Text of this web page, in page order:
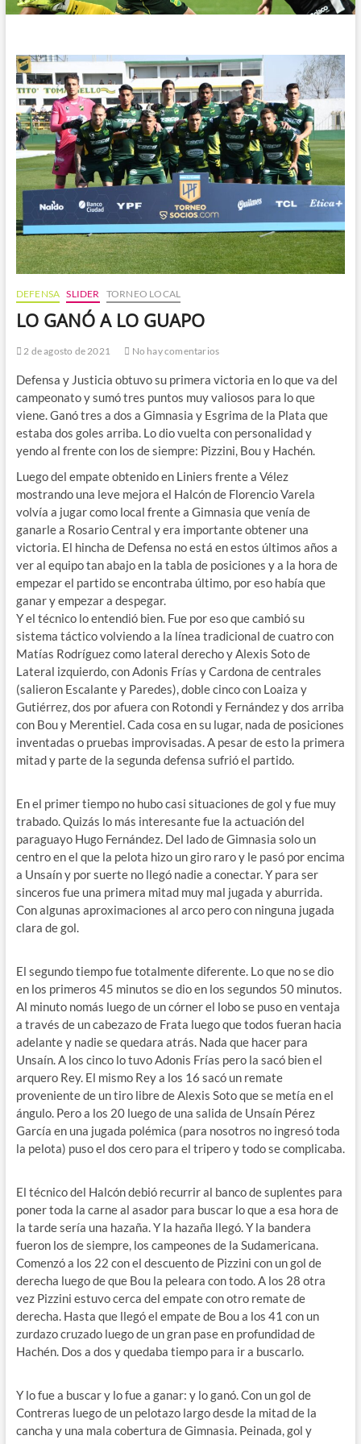
DEFENSA SLIDER TORNEO LOCAL
LO GANÓ A LO GUAPO
2 de agosto de 2021 No hay comentarios
Defensa y Justicia obtuvo su primera victoria en lo que va del
campeonato y sumó tres puntos muy valiosos para lo que
viene. Ganó tres a dos a Gimnasia y Esgrima de la Plata que
estaba dos goles arriba. Lo dio vuelta con personalidad y
yendo al frente con los de siempre: Pizzini, Bou y Hachén.
Luego del empate obtenido en Liniers frente a Vélez
mostrando una leve mejora el Halcón de Florencio Varela
volvía a jugar como local frente a Gimnasia que venía de
ganarle a Rosario Central y era importante obtener una
victoria. El hincha de Defensa no está en estos últimos años a
ver al equipo tan abajo en la tabla de posiciones y a la hora de
empezar el partido se encontraba último, por eso había que
ganar y empezar a despegar.
Y el técnico lo entendió bien. Fue por eso que cambió su
sistema táctico volviendo a la línea tradicional de cuatro con
Matías Rodríguez como lateral derecho y Alexis Soto de
Lateral izquierdo, con Adonis Frías y Cardona de centrales
(salieron Escalante y Paredes), doble cinco con Loaiza y
Gutiérrez, dos por afuera con Rotondi y Fernández y dos arriba
con Bou y Merentiel. Cada cosa en su lugar, nada de posiciones
inventadas o pruebas improvisadas. A pesar de esto la primera
mitad y parte de la segunda defensa sufrió el partido.
En el primer tiempo no hubo casi situaciones de gol y fue muy
trabado. Quizás lo más interesante fue la actuación del
paraguayo Hugo Fernández. Del lado de Gimnasia solo un
centro en el que la pelota hizo un giro raro y le pasó por encima
a Unsaín y por suerte no llegó nadie a conectar. Y para ser
sinceros fue una primera mitad muy mal jugada y aburrida.
Con algunas aproximaciones al arco pero con ninguna jugada
clara de gol.
El segundo tiempo fue totalmente diferente. Lo que no se dio
en los primeros 45 minutos se dio en los segundos 50 minutos.
Al minuto nomás luego de un córner el lobo se puso en ventaja
a través de un cabezazo de Frata luego que todos fueran hacia
adelante y nadie se quedara atrás. Nada que hacer para
Unsaín. A los cinco lo tuvo Adonis Frías pero la sacó bien el
arquero Rey. El mismo Rey a los 16 sacó un remate
proveniente de un tiro libre de Alexis Soto que se metía en el
ángulo. Pero a los 20 luego de una salida de Unsaín Pérez
García en una jugada polémica (para nosotros no ingresó toda
la pelota) puso el dos cero para el tripero y todo se complicaba.
El técnico del Halcón debió recurrir al banco de suplentes para
poner toda la carne al asador para buscar lo que a esa hora de
la tarde sería una hazaña. Y la hazaña llegó. Y la bandera
fueron los de siempre, los campeones de la Sudamericana.
Comenzó a los 22 con el descuento de Pizzini con un gol de
derecha luego de que Bou la peleara con todo. A los 28 otra
vez Pizzini estuvo cerca del empate con otro remate de
derecha. Hasta que llegó el empate de Bou a los 41 con un
zurdazo cruzado luego de un gran pase en profundidad de
Hachén. Dos a dos y quedaba tiempo para ir a buscarlo.
Y lo fue a buscar y lo fue a ganar: y lo ganó. Con un gol de
Contreras luego de un pelotazo largo desde la mitad de la
cancha y una mala cobertura de Gimnasia. Peinada, gol y